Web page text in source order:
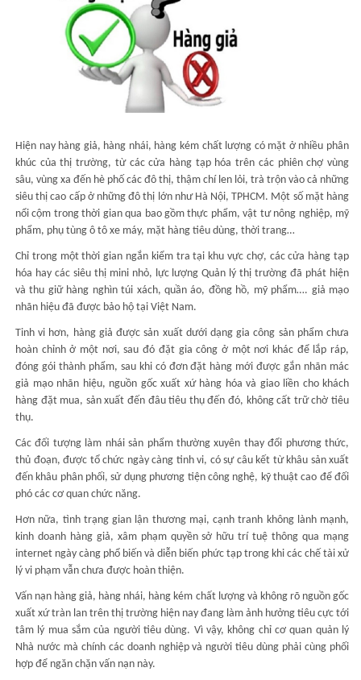
Hiện nay hàng giả, hàng nhái, hàng kém chất lượng có mặt ở nhiều phân
khúc của thị trường, từ các cửa hàng tạp hóa trên các phiên chợ vùng
sâu, vùng xa đến hè phố các đô thị, thậm chí len lỏi, trà trộn vào cả những
siêu thị cao cấp ở những đô thị lớn như Hà Nội, TPHCM. Một số mặt hàng
nổi cộm trong thời gian qua bao gồm thực phẩm, vật tư nông nghiệp, mỹ
phẩm, phụ tùng ô tô xe máy, mặt hàng tiêu dùng, thời trang…
Chỉ trong một thời gian ngắn kiểm tra tại khu vực chợ, các cửa hàng tạp
hóa hay các siêu thị mini nhỏ, lực lượng Quản lý thị trường đã phát hiện
và thu giữ hàng nghìn túi xách, quần áo, đồng hồ, mỹ phẩm…. giả mạo
nhãn hiệu đã được bảo hộ tại Việt Nam.
Tinh vi hơn, hàng giả được sản xuất dưới dạng gia công sản phẩm chưa
hoàn chỉnh ở một nơi, sau đó đặt gia công ở một nơi khác để lắp ráp,
đóng gói thành phẩm, sau khi có đơn đặt hàng mới được gắn nhãn mác
giả mạo nhãn hiệu, nguồn gốc xuất xứ hàng hóa và giao liền cho khách
hàng đặt mua, sản xuất đến đâu tiêu thụ đến đó, không cất trữ chờ tiêu
thụ.
Các đối tượng làm nhái sản phẩm thường xuyên thay đổi phương thức,
thủ đoạn, được tổ chức ngày càng tinh vi, có sự câu kết từ khâu sản xuất
đến khâu phân phối, sử dụng phương tiện công nghệ, kỹ thuật cao để đối
phó các cơ quan chức năng.
Hơn nữa, tình trạng gian lận thương mại, cạnh tranh không lành mạnh,
kinh doanh hàng giả, xâm phạm quyền sở hữu trí tuệ thông qua mạng
internet ngày càng phổ biến và diễn biến phức tạp trong khi các chế tài xử
lý vi phạm vẫn chưa được hoàn thiện.
Vấn nạn hàng giả, hàng nhái, hàng kém chất lượng và không rõ nguồn gốc
xuất xứ tràn lan trên thị trường hiện nay đang làm ảnh hưởng tiêu cực tới
tâm lý mua sắm của người tiêu dùng. Vì vậy, không chỉ cơ quan quản lý
Nhà nước mà chính các doanh nghiệp và người tiêu dùng phải cùng phối
hợp để ngăn chặn vấn nạn này.